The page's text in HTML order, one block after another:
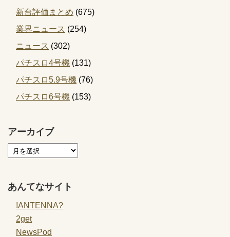
新台評価まとめ (675)
業界ニュース (254)
ニュース (302)
パチスロ4号機 (131)
パチスロ5.9号機 (76)
パチスロ6号機 (153)
アーカイブ
あんてなサイト
!ANTENNA?
2get
NewsPod